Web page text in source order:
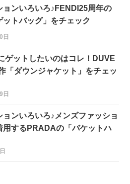
ョンいろいろ♪FENDI25周年の
ットバッグ」をチェック
日
ゲットしたいのはコレ！DUVE
「ダウンジャケット」をチェッ
日
ョンいろいろ♪メンズファッショ
用するPRADAの「バケットハ